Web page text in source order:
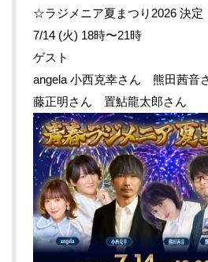
☆ラジメニア夏まつり2026 決定
7/14 (火) 18時〜21時
ゲスト
angela 小西克幸さん 熊田茜
藤正明さん 置鮎龍太郎さん